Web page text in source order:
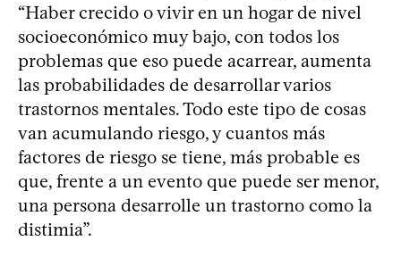
“Haber crecido o vivir en un hogar de nivel
socioeconómico muy bajo, con todos los
problemas que eso puede acarrear, aumenta
las probabilidades de desarrollar varios
trastornos mentales. Todo este tipo de cosas
van acumulando riesgo, y cuantos más
factores de riesgo se tiene, más probable es
que, frente a un evento que puede ser menor,
una persona desarrolle un trastorno como la
distimia”.